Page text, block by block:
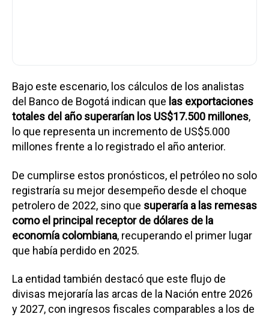
Bajo este escenario, los cálculos de los analistas
del Banco de Bogotá indican que las exportaciones
totales del año superarían los US$17.500 millones,
lo que representa un incremento de US$5.000
millones frente a lo registrado el año anterior.
De cumplirse estos pronósticos, el petróleo no solo
registraría su mejor desempeño desde el choque
petrolero de 2022, sino que superaría a las remesas
como el principal receptor de dólares de la
economía colombiana, recuperando el primer lugar
que había perdido en 2025.
La entidad también destacó que este flujo de
divisas mejoraría las arcas de la Nación entre 2026
y 2027, con ingresos fiscales comparables a los de